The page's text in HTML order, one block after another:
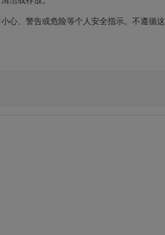
小心、警告或危险等个人安全指示。不遵循这